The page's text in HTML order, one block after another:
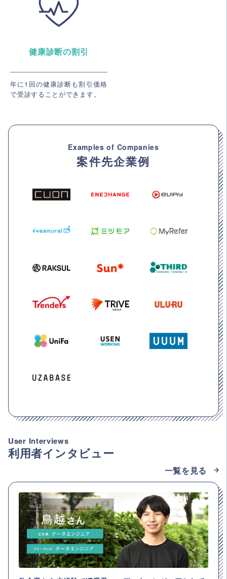
健康診断の割引
年に1回の健康診断も割引価格
で受診することができます。
Examples of Companies
案件先企業例
User Interviews
利用者インタビュー
一覧を見る